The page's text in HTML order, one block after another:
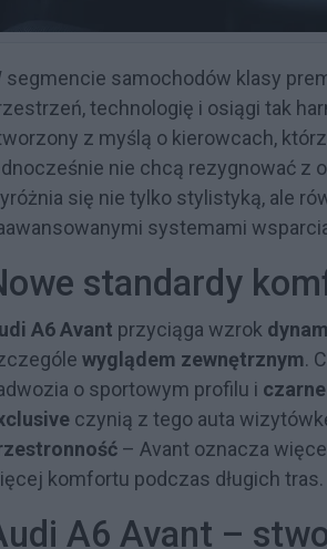
segmencie samochodów klasy
technologię i osiągi tak
z myślą o kierowcach,
nie chcą rezygnować z
się nie tylko stylistyką, ale
systemami
standardy
A6 Avant przyciąga wzrok
wyglądem zewnętrznym.
o sportowym profilu i
czynią z tego auta
– Avant oznacza
komfortu podczas długich tras.
A6 Avant –